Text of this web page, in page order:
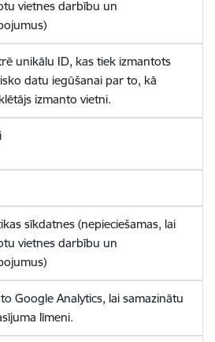
vietnes darbību un
unikālu ID, kas tiek izmantots
datu iegūšanai par to, kā
izmanto vietni.
sīkdatnes (nepieciešamas, lai
vietnes darbību un
Google Analytics, lai samazinātu
līmeni.